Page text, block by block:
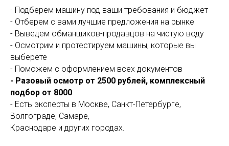
- Подберем машину под ваши требования и бюджет
- Отберем с вами лучшие предложения на рынке
- Выведем обманщиков-продавцов на чистую воду
- Осмотрим и протестируем машины, которые вы
выберете
- Поможем с оформлением всех документов
- Разовый осмотр от 2500 рублей, комплексный
подбор от 8000
- Есть эксперты в Москве, Санкт-Петербурге,
Волгограде, Самаре,
Краснодаре и других городах.